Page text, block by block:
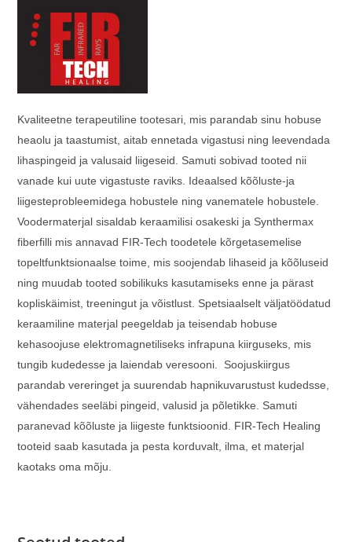
Kvaliteetne terapeutiline tootesari, mis parandab sinu hobuse
heaolu ja taastumist, aitab ennetada vigastusi ning leevendada
lihaspingeid ja valusaid liigeseid. Samuti sobivad tooted nii
vanade kui uute vigastuste raviks. Ideaalsed kõõluste-ja
liigesteprobleemidega hobustele ning vanematele hobustele.
Voodermaterjal sisaldab keraamilisi osakeski ja Synthermax
fiberfilli mis annavad FIR-Tech toodetele kõrgetasemelise
topeltfunktsionaalse toime, mis soojendab lihaseid ja kõõluseid
ning muudab tooted sobilikuks kasutamiseks enne ja pärast
kopliskäimist, treeningut ja võistlust. Spetsiaalselt väljatöödatud
keraamiline materjal peegeldab ja teisendab hobuse
kehasoojuse elektromagnetiliseks infrapuna kiirguseks, mis
tungib kudedesse ja laiendab veresooni. Soojuskiirgus
parandab vereringet ja suurendab hapnikuvarustust kudedsse,
vähendades seeläbi pingeid, valusid ja põletikke. Samuti
paranevad kõõluste ja liigeste funktsioonid. FIR-Tech Healing
tooteid saab kasutada ja pesta korduvalt, ilma, et materjal
kaotaks oma mõju.